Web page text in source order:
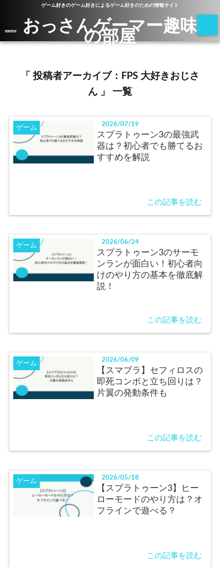
ゲーム好きのゲーム好きによるゲーム好きのための情報サイト
menu おっさんゲーマー趣味
の部屋
「 投稿者アーカイブ：FPS 大好きおじさ
ん 」 一覧
ゲーム 2026/07/19
スプラトゥーン3の最強武
器は？初心者でも勝てるお
すすめを解説
この記事を読む
ゲーム 2026/06/24
スプラトゥーン3のサーモ
ンランが面白い！初心者向
けのやり方の基本を徹底解
説！
この記事を読む
ゲーム 2026/06/09
【スマブラ】セフィロスの
即死コンボと立ち回りは？
片翼の発動条件も
この記事を読む
ゲーム 2026/05/18
【スプラトゥーン3】ヒー
ローモードのやり方は？オ
フラインで遊べる？
この記事を読む